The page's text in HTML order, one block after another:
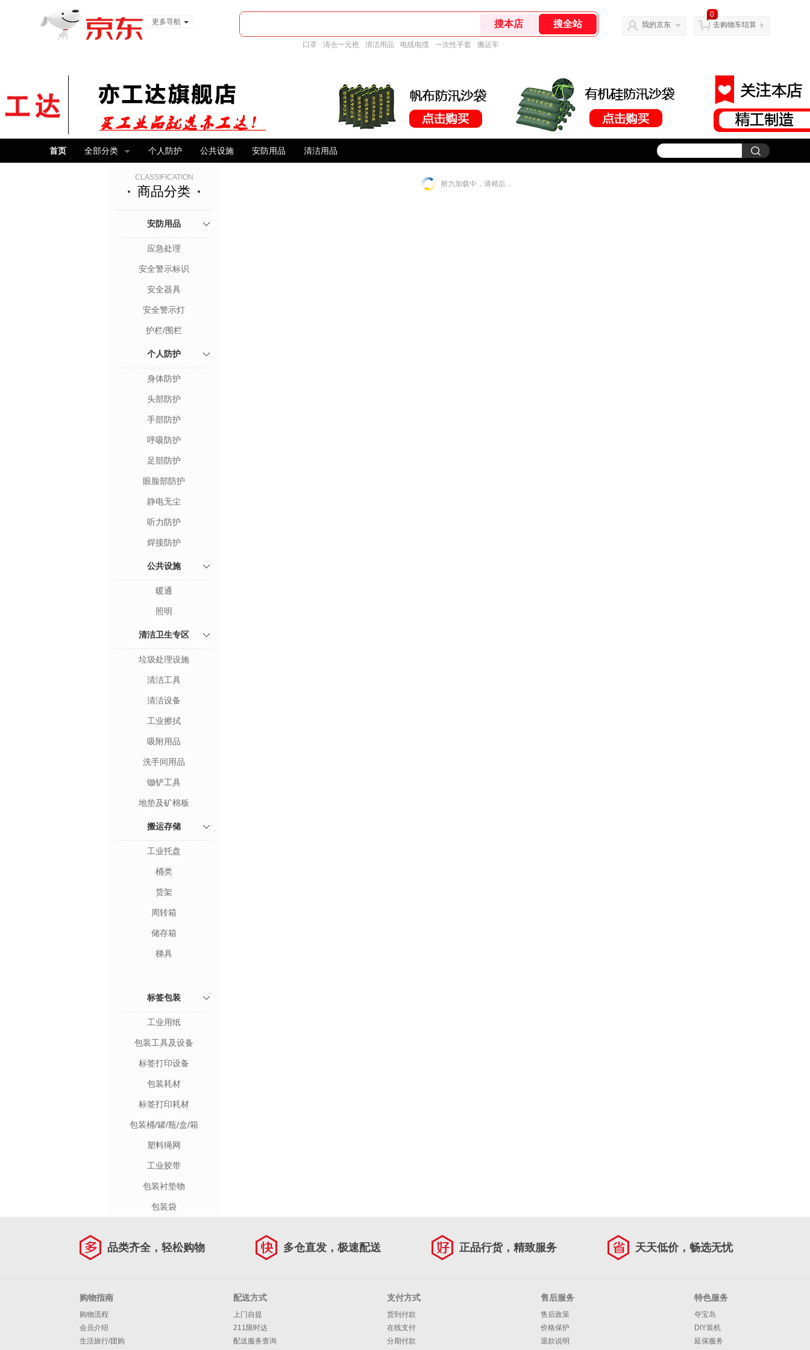
更多导航
口罩 清仓一元抢 清洁用品 电线电缆 一次性手套 搬运车
我的京东
0
去购物车结算
首页 全部分类 个人防护 公共设施 安防用品 清洁用品
CLASSIFICATION
商品分类
安防用品
应急处理
安全警示标识
安全器具
安全警示灯
护栏/围栏
个人防护
身体防护
头部防护
手部防护
呼吸防护
足部防护
眼脸部防护
静电无尘
听力防护
焊接防护
公共设施
暖通
照明
清洁卫生专区
垃圾处理设施
清洁工具
清洁设备
工业擦拭
吸附用品
洗手间用品
锄铲工具
地垫及矿棉板
搬运存储
工业托盘
桶类
货架
周转箱
储存箱
梯具
标签包装
工业用纸
包装工具及设备
标签打印设备
包装耗材
标签打印耗材
包装桶/罐/瓶/盒/箱
塑料绳网
工业胶带
包装衬垫物
包装袋
努力加载中，请稍后...
品类齐全，轻松购物 多仓直发，极速配送 正品行货，精致服务 天天低价，畅选无忧
购物指南
购物流程
会员介绍
生活旅行/团购
配送方式
上门自提
211限时达
配送服务查询
支付方式
货到付款
在线支付
分期付款
售后服务
售后政策
价格保护
退款说明
特色服务
夺宝岛
DIY装机
延保服务